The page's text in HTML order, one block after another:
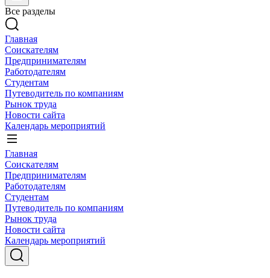
Все разделы
Главная
Соискателям
Предпринимателям
Работодателям
Студентам
Путеводитель по компаниям
Рынок труда
Новости сайта
Календарь мероприятий
Главная
Соискателям
Предпринимателям
Работодателям
Студентам
Путеводитель по компаниям
Рынок труда
Новости сайта
Календарь мероприятий